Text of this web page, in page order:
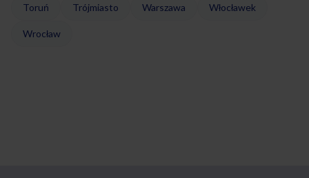
Toruń Trójmiasto Warszawa Włocławek
Wrocław